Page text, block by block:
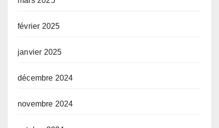
février 2025
janvier 2025
décembre 2024
novembre 2024